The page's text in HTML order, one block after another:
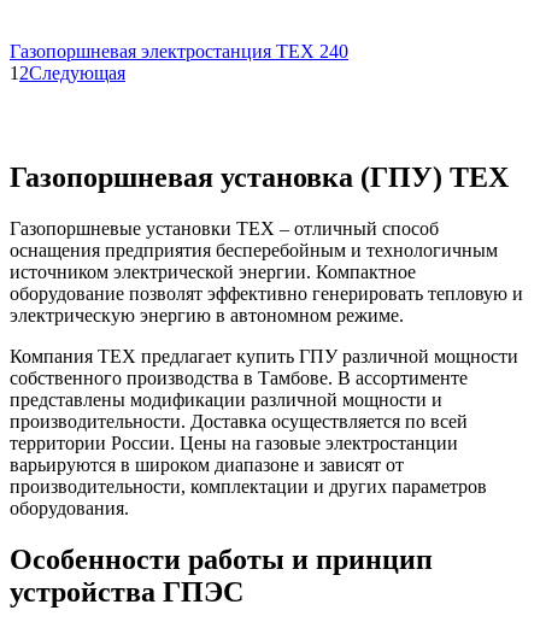
Газопоршневая электростанция ТЕХ 240
1 2Следующая
Газопоршневая установка (ГПУ) ТЕХ
Газопоршневые установки ТЕХ – отличный способ
оснащения предприятия бесперебойным и технологичным
источником электрической энергии. Компактное
оборудование позволят эффективно генерировать тепловую и
электрическую энергию в автономном режиме.
Компания ТЕХ предлагает купить ГПУ различной мощности
собственного производства в Тамбове. В ассортименте
представлены модификации различной мощности и
производительности. Доставка осуществляется по всей
территории России. Цены на газовые электростанции
варьируются в широком диапазоне и зависят от
производительности, комплектации и других параметров
оборудования.
Особенности работы и принцип
устройства ГПЭС